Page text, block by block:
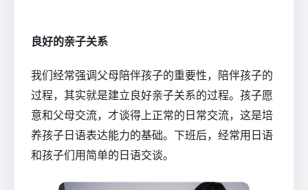
良好的亲子关系
我们经常强调父母陪伴孩子的重要性，陪伴孩子的
过程，其实就是建立良好亲子关系的过程。孩子愿
意和父母交流，才谈得上正常的日常交流，这是培
养孩子日语表达能力的基础。下班后，经常用日语
和孩子们用简单的日语交谈。